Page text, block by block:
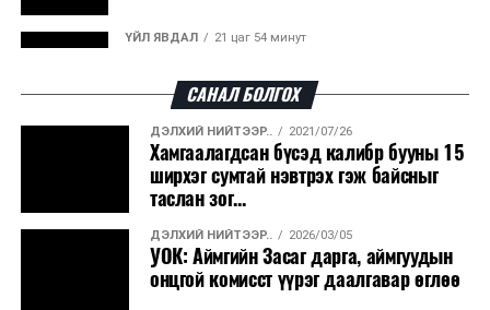
ҮЙЛ ЯВДАЛ 21 цаг 54 минут
ДЭЛХИЙ НИЙТЭЭР.. 2026/08/06
“Уралдронзавод” компанийн ерөнхий
захирлын автомашиныг дэлбэлжээ...
ҮЙЛ ЯВДАЛ 2026/08/06
Сүхбаатар боомтоор тав хоногт 10 мянга гаруй
тонн АИ-92 автобензин и...
САНАЛ БОЛГОХ
ДЭЛХИЙ НИЙТЭЭР.. 2021/07/26
Хамгаалагдсан бүсэд калибр бууны 15
ширхэг сумтай нэвтрэх гэж байсныг
таслан зог...
ДЭЛХИЙ НИЙТЭЭР.. 2026/03/05
УОК: Аймгийн Засаг дарга, аймгуудын
онцгой комисст үүрэг даалгавар өглөө